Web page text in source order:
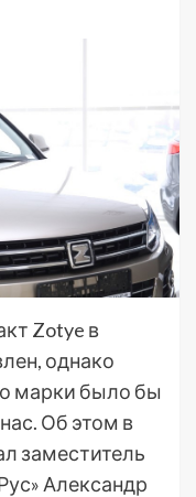
Zotye в
однако
марки было бы
Об этом в
заместитель
Александр